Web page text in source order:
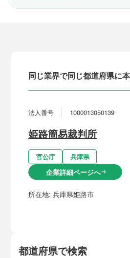
都道府県で検索
同じ業界で同じ都道府県に
法人番号 1000013050139
姫路簡易裁判所
官公庁 兵庫県
企業詳細ページへarrow_right_alt
所在地:兵庫県姫路市